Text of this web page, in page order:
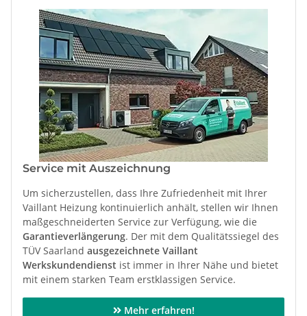
Service mit Auszeichnung
Um sicherzustellen, dass Ihre Zufriedenheit mit Ihrer
Vaillant Heizung kontinuierlich anhält, stellen wir Ihnen
maßgeschneiderten Service zur Verfügung, wie die
Garantieverlängerung. Der mit dem Qualitätssiegel des
TÜV Saarland ausgezeichnete Vaillant
Werkskundendienst ist immer in Ihrer Nähe und bietet
mit einem starken Team erstklassigen Service.
Mehr erfahren!